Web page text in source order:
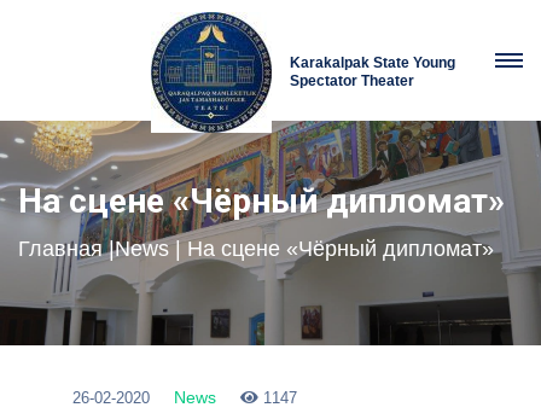
Karakalpak State Young
Spectator Theater
На сцене «Чёрный дипломат»
Главная |News | На сцене «Чёрный дипломат»
26-02-2020 News 1147